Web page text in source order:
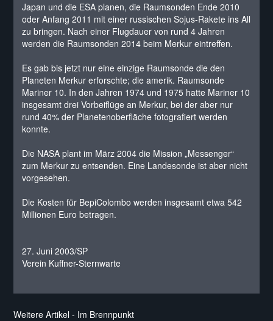
Japan und die ESA planen, die Raumsonden Ende 2010
oder Anfang 2011 mit einer russischen Sojus-Rakete ins All
zu bringen. Nach einer Flugdauer von rund 4 Jahren
werden die Raumsonden 2014 beim Merkur eintreffen.
Es gab bis jetzt nur eine einzige Raumsonde die den
Planeten Merkur erforschte; die amerik. Raumsonde
Mariner 10. In den Jahren 1974 und 1975 hatte Mariner 10
insgesamt drei Vorbeiflüge an Merkur, bei der aber nur
rund 40% der Planetenoberfläche fotografiert werden
konnte.
Die NASA plant im März 2004 die Mission „Messenger“
zum Merkur zu entsenden. Eine Landesonde ist aber nicht
vorgesehen.
Die Kosten für BepiColombo werden insgesamt etwa 542
Millionen Euro betragen.
27. Juni 2003/SP
Verein Kuffner-Sternwarte
Weitere Artikel - Im Brennpunkt